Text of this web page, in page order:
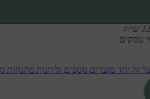
זה יחד מוצרים נוספים וליהנות